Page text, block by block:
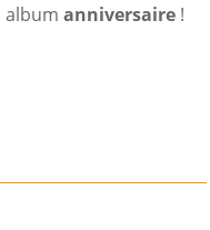
album anniversaire !